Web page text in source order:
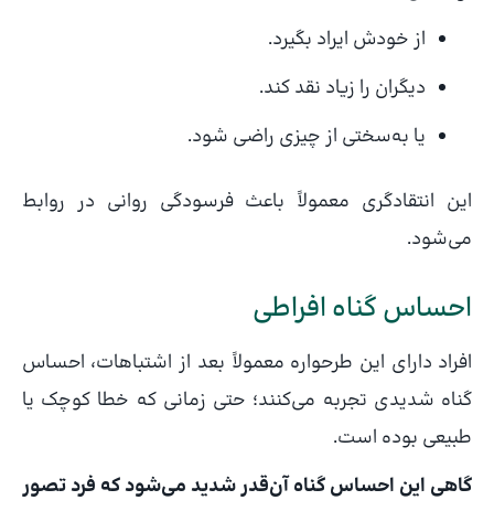
از خودش ایراد بگیرد.
دیگران را زیاد نقد کند.
یا به‌سختی از چیزی راضی شود.
این انتقادگری معمولاً باعث فرسودگی روانی در روابط
می‌شود.
احساس گناه افراطی
افراد دارای این طرحواره معمولاً بعد از اشتباهات، احساس
گناه شدیدی تجربه می‌کنند؛ حتی زمانی که خطا کوچک یا
طبیعی بوده است.
گاهی این احساس گناه آن‌قدر شدید می‌شود که فرد تصور